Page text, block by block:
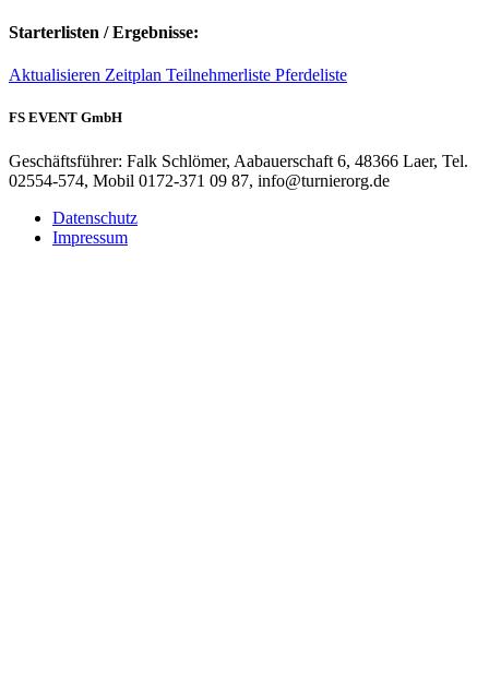
Starterlisten / Ergebnisse:
Aktualisieren Zeitplan Teilnehmerliste Pferdeliste
FS EVENT GmbH
Geschäftsführer: Falk Schlömer, Aabauerschaft 6, 48366 Laer, Tel.
02554-574, Mobil 0172-371 09 87, info@turnierorg.de
Datenschutz
Impressum